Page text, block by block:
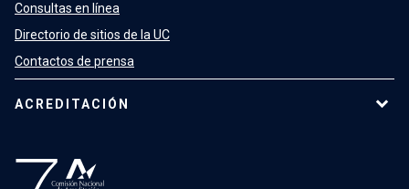
Consultas en línea
Directorio de sitios de la UC
Contactos de prensa
ACREDITACIÓN